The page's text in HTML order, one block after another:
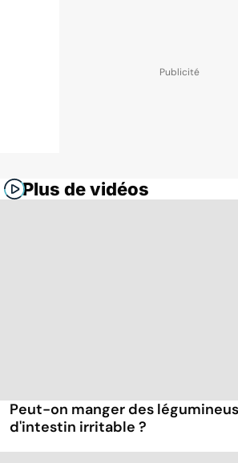
Plus de vidéos
Peut-on manger des
d'intestin irritable ?